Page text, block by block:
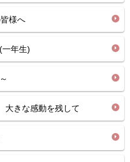
皆様へ
年生)
きな感動を残して